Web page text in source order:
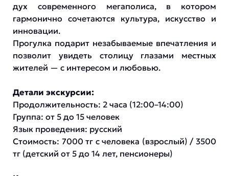
дух современного мегаполиса, в котором
гармонично сочетаются культура, искусство и
инновации.
Прогулка подарит незабываемые впечатления и
позволит увидеть столицу глазами местных
жителей — с интересом и любовью.
Детали экскурсии:
Продолжительность: 2 часа (12:00–14:00)
Группа: от 5 до 15 человек
Язык проведения: русский
Стоимость: 7000 тг с человека (взрослый) / 3500
тг (детский от 5 до 14 лет, пенсионеры)